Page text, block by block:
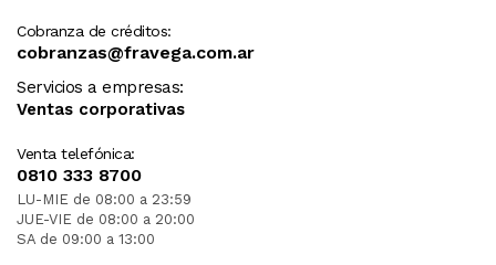
Cobranza de créditos:
cobranzas@fravega.com.ar
Servicios a empresas:
Ventas corporativas
Venta telefónica:
0810 333 8700
LU-MIE de 08:00 a 23:59
JUE-VIE de 08:00 a 20:00
SA de 09:00 a 13:00